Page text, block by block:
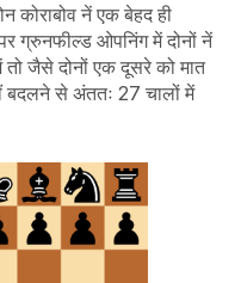
कोराबोव नें एक बेहद ही
ग्रुनफील्ड ओपनिंग में दोनों नें
जैसे दोनों एक दूसरे को मात
बदलने से अंततः 27 चालों में